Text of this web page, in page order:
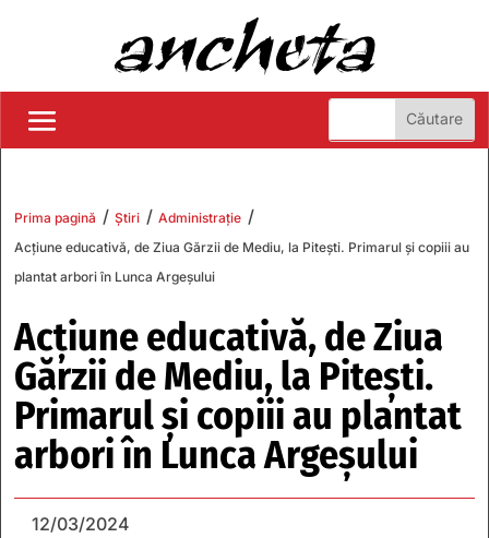
Prima pagină / Știri / Administrație /
Acțiune educativă, de Ziua Gărzii de Mediu, la Pitești. Primarul și copiii au
plantat arbori în Lunca Argeșului
Acțiune educativă, de Ziua
Gărzii de Mediu, la Pitești.
Primarul și copiii au plantat
arbori în Lunca Argeșului
12/03/2024